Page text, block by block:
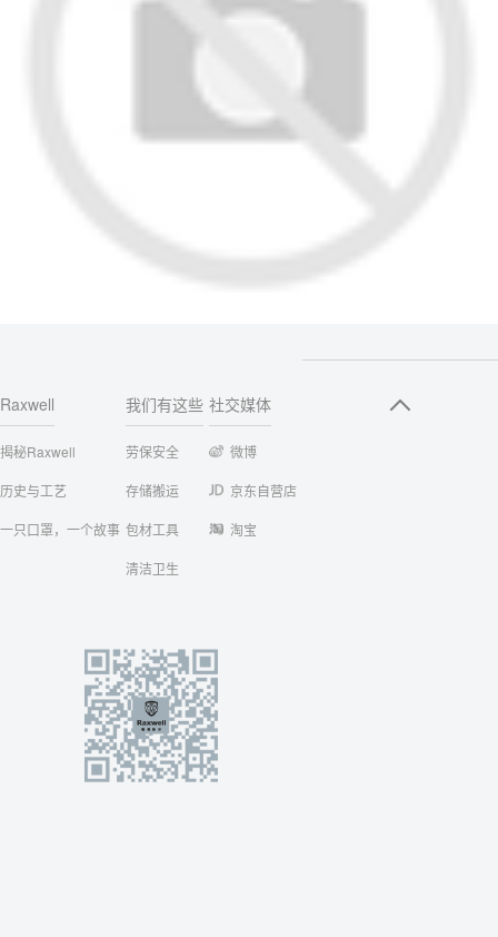
Raxwell
揭秘Raxwell
历史与工艺
一只口罩，一个故事
我们有这些
劳保安全
存储搬运
包材工具
清洁卫生
社交媒体
微博
京东自营店
淘宝